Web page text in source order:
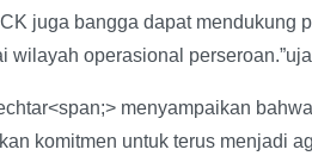
juga bangga dapat mendukung
wilayah operasional
menyampaikan
komitmen untuk terus menjadi